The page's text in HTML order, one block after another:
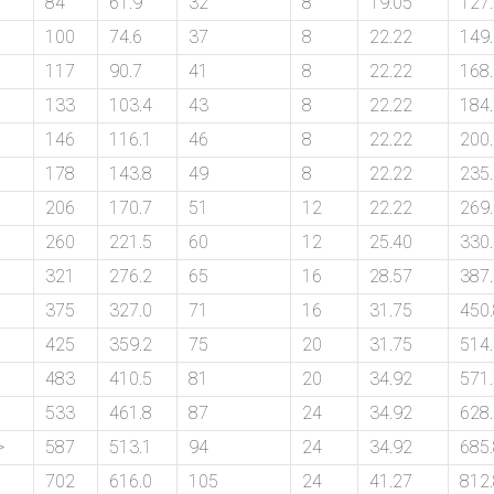
100 74.6 37 8 22.22
117 90.7 41 8 22.22
133 103.4 43 8 22.22
146 116.1 46 8 22.22
178 143.8 49 8 22.22
206 170.7 51 12 22.22
260 221.5 60 12 25.40
321 276.2 65 16 28.57
375 327.0 71 16 31.75
425 359.2 75 20 31.75
483 410.5 81 20 34.92
533 461.8 87 24 34.92
587 513.1 94 24 34.92
702 616.0 105 24 41.27